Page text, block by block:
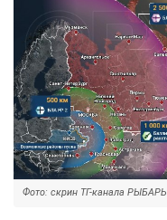
Фото: скрин ТГ-канала РЫБАРЬ